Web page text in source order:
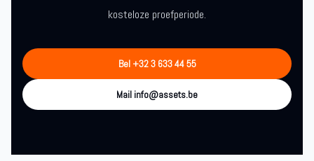
kosteloze proefperiode.
Bel +32 3 633 44 55
Mail info@assets.be